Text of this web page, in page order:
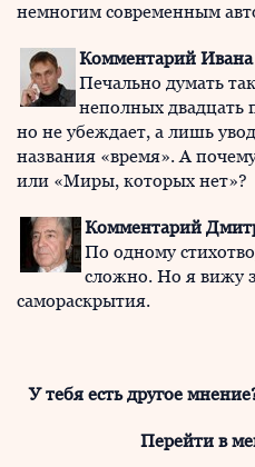
немногим современным
Комментарий
Печально думать
неполных двадцать
но не убеждает, а лишь
названия «время». А
или «Миры, которых нет»?
Комментарий
По одному
сложно. Но я вижу
самораскрытия.
У тебя есть другое
Перейти в